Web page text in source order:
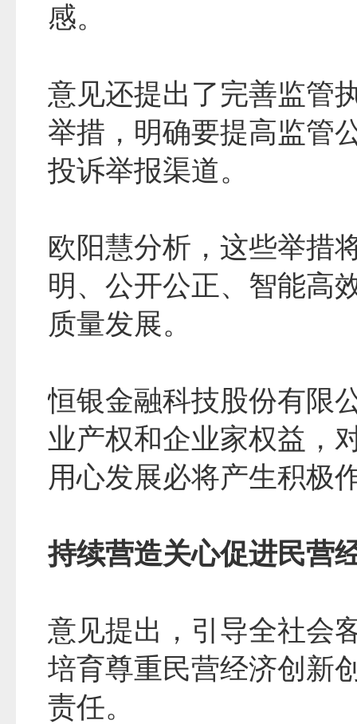
感。
意见还提出了完善监管
举措，明确要提高监管
投诉举报渠道。
欧阳慧分析，这些举措
明、公开公正、智能高
质量发展。
恒银金融科技股份有限
业产权和企业家权益，
用心发展必将产生积极
持续营造关心促进民营
意见提出，引导全社会
培育尊重民营经济创新
责任。